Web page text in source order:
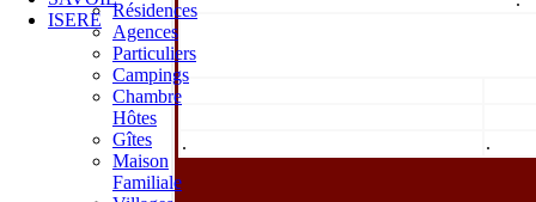
Résidences
Agences
Particuliers
Campings
Chambre
Hôtes
Gîtes
Maison
Familiale
ISERE
. .